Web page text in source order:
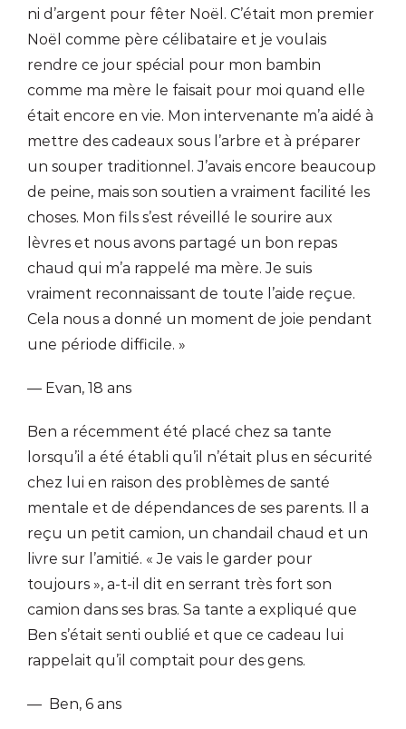
ni d’argent pour fêter Noël. C’était mon premier
Noël comme père célibataire et je voulais
rendre ce jour spécial pour mon bambin
comme ma mère le faisait pour moi quand elle
était encore en vie. Mon intervenante m’a aidé à
mettre des cadeaux sous l’arbre et à préparer
un souper traditionnel. J’avais encore beaucoup
de peine, mais son soutien a vraiment facilité les
choses. Mon fils s’est réveillé le sourire aux
lèvres et nous avons partagé un bon repas
chaud qui m’a rappelé ma mère. Je suis
vraiment reconnaissant de toute l’aide reçue.
Cela nous a donné un moment de joie pendant
une période difficile. »
— Evan, 18 ans
Ben a récemment été placé chez sa tante
lorsqu’il a été établi qu’il n’était plus en sécurité
chez lui en raison des problèmes de santé
mentale et de dépendances de ses parents. Il a
reçu un petit camion, un chandail chaud et un
livre sur l’amitié. « Je vais le garder pour
toujours », a-t-il dit en serrant très fort son
camion dans ses bras. Sa tante a expliqué que
Ben s’était senti oublié et que ce cadeau lui
rappelait qu’il comptait pour des gens.
— Ben, 6 ans